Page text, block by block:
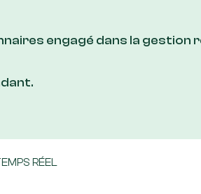
engagé dans la gestion
RÉEL